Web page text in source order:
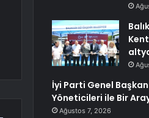
İyi Parti Genel
Yöneticileri ile Bir
Ağustos 7, 2026